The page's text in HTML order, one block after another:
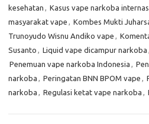
kesehatan , Kasus vape narkoba
masyarakat vape , Kombes Mukti
Trunoyudo Wisnu Andiko vape ,
Susanto , Liquid vape dicampur narkoba ,
Penemuan vape narkoba Indonesia ,
narkoba , Peringatan BNN BPOM vape ,
narkoba , Regulasi ketat vape narkoba ,